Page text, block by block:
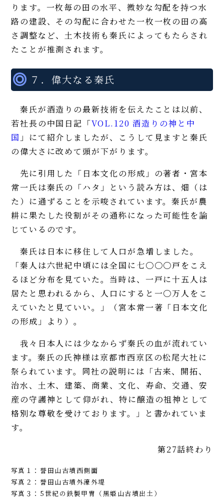
ります。一枚毎の田の水平、微妙な勾配を持つ水
路の建設、その勾配に合わせた一枚一枚の田の高
さ調整など、土木技術も秦氏によってもたらされ
たことが推測されます。
７．偉大なる秦氏
秦氏が酒造りの最新技術を伝えたことは以前、
若社長の中国日記「VOL.120 酒造りの神と中
国 」にて紹介しましたが、こうして見ますと秦氏
の偉大さに改めて頭が下がります。
先に引用した「日本文化の形成」の著者・宮本
常一氏は秦氏の「ハタ」という読み方は、畑（は
た）に通ずることを示唆されています。秦氏が農
耕に果たした役割がその通称になった可能性を論
じているのです。
秦氏は日本に移住して人口が急増しました。
「秦人は六世紀中頃には全国に七〇〇〇戸をこえ
るほど分布を見ていた。当時は、一戸に十五人は
居たと思われるから、人口にすると一〇万人をこ
えていたと見ていい。」（宮本常一著「日本文化
の形成」より）。
我々日本人には少なからず秦氏の血が流れてい
ます。秦氏の氏神様は京都市西京区の松尾大社に
祭られています。同社の説明には「古来、開拓、
治水、土木、建築、商業、文化、寿命、交通、安
産の守護神として仰がれ、特に醸造の祖神として
格別な尊敬を受けております。」と書かれていま
す。
第27話終わり
写真１：誉田山古墳西側面
写真２：誉田山古墳外濠外堤
写真３：5世紀の鉄製甲冑（黒姫山古墳出土）